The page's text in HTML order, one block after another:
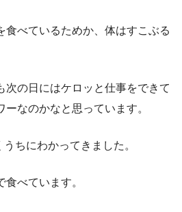
食べているためか、体はすこぶる
次の日にはケロッと仕事をできて
なのかなと思っています。
ちにわかってきました。
べています。